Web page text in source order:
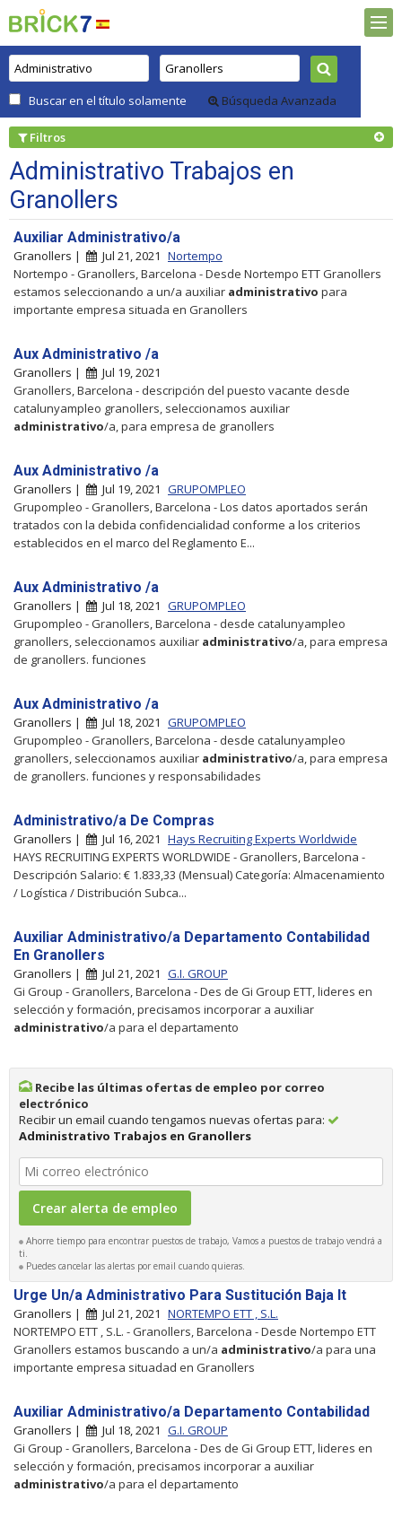
Buscar en el título solamente Búsqueda Avanzada
Filtros
Administrativo Trabajos en
Granollers
Auxiliar Administrativo/a
Granollers | Jul 21, 2021 Nortempo
Nortempo - Granollers, Barcelona - Desde Nortempo ETT Granollers
estamos seleccionando a un/a auxiliar administrativo para
importante empresa situada en Granollers
Aux Administrativo /a
Granollers |
Jul 19, 2021
Granollers, Barcelona - descripción del puesto vacante desde
catalunyampleo granollers, seleccionamos auxiliar
administrativo/a, para empresa de granollers
Aux Administrativo /a
Granollers | Jul 19, 2021 GRUPOMPLEO
Grupompleo - Granollers, Barcelona - Los datos aportados serán
tratados con la debida confidencialidad conforme a los criterios
establecidos en el marco del Reglamento E...
Aux Administrativo /a
Granollers | Jul 18, 2021 GRUPOMPLEO
Grupompleo - Granollers, Barcelona - desde catalunyampleo
granollers, seleccionamos auxiliar administrativo/a, para empresa
de granollers. funciones
Aux Administrativo /a
Granollers | Jul 18, 2021 GRUPOMPLEO
Grupompleo - Granollers, Barcelona - desde catalunyampleo
granollers, seleccionamos auxiliar administrativo/a, para empresa
de granollers. funciones y responsabilidades
Administrativo/a De Compras
Granollers | Jul 16, 2021 Hays Recruiting Experts Worldwide
HAYS RECRUITING EXPERTS WORLDWIDE - Granollers, Barcelona -
Descripción Salario: € 1.833,33 (Mensual) Categoría: Almacenamiento
/ Logística / Distribución Subca...
Auxiliar Administrativo/a Departamento Contabilidad
En Granollers
Granollers | Jul 21, 2021 G.I. GROUP
Gi Group - Granollers, Barcelona - Des de Gi Group ETT, lideres en
selección y formación, precisamos incorporar a auxiliar
administrativo/a para el departamento
Recibe las últimas ofertas de empleo por correo
electrónico
Recibir un email cuando tengamos nuevas ofertas para:
Administrativo Trabajos en Granollers
Ahorre tiempo para encontrar puestos de trabajo, Vamos a puestos de trabajo vendrá a
ti.
Puedes cancelar las alertas por email cuando quieras.
Urge Un/a Administrativo Para Sustitución Baja It
Granollers | Jul 21, 2021 NORTEMPO ETT , S.L.
NORTEMPO ETT , S.L. - Granollers, Barcelona - Desde Nortempo ETT
Granollers estamos buscando a un/a administrativo/a para una
importante empresa situadad en Granollers
Auxiliar Administrativo/a Departamento Contabilidad
Granollers | Jul 18, 2021 G.I. GROUP
Gi Group - Granollers, Barcelona - Des de Gi Group ETT, lideres en
selección y formación, precisamos incorporar a auxiliar
administrativo/a para el departamento